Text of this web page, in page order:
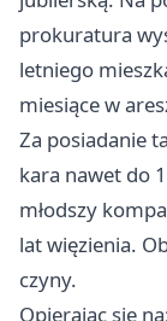
prokuratura
letniego
miesiące w
Za posiadanie
kara nawet do
młodszy
lat więzienia.
czyny.
Opierając się